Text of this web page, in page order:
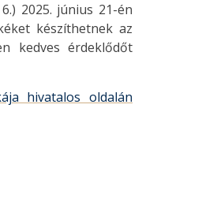
2025. június 21-én
készíthetnek az
kedves érdeklődőt
hivatalos oldalán